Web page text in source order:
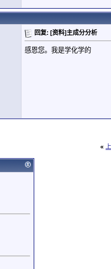
回复: [资料]主成分分析
感恩您。我是学化学的
«